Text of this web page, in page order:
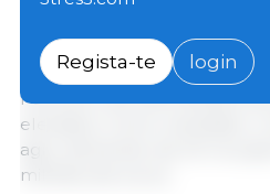
homólogos, para 15,2 mil
permaneceram
Fevereiro de 2024 devido
elevados. Como resultado, o
agro-alimentar da UE
milhões de euros.
Regista-te login